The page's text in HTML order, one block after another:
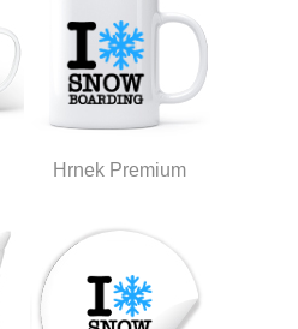
Hrnek Premium